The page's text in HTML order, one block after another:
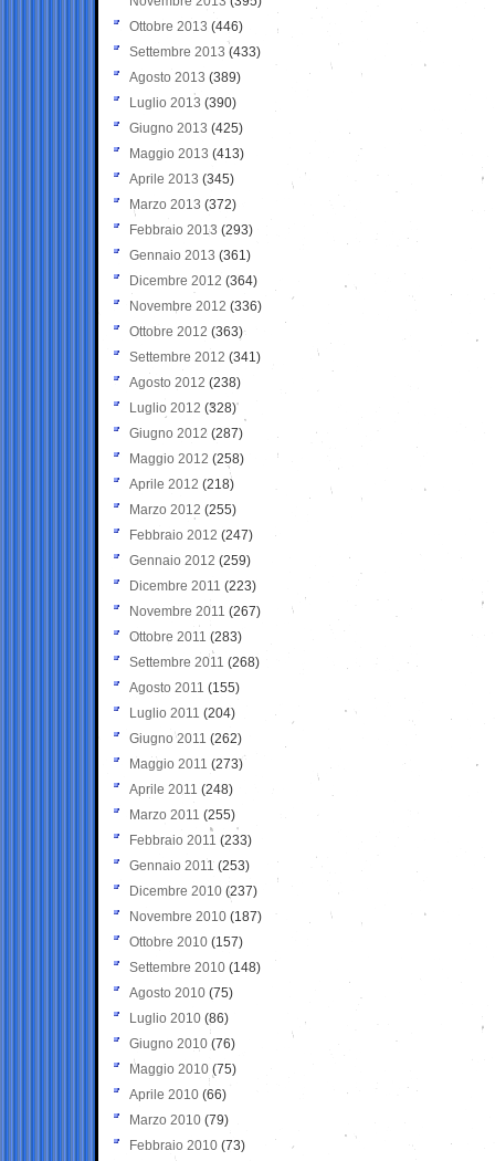
Ottobre 2013 (446)
Settembre 2013 (433)
Agosto 2013 (389)
Luglio 2013 (390)
Giugno 2013 (425)
Maggio 2013 (413)
Aprile 2013 (345)
Marzo 2013 (372)
Febbraio 2013 (293)
Gennaio 2013 (361)
Dicembre 2012 (364)
Novembre 2012 (336)
Ottobre 2012 (363)
Settembre 2012 (341)
Agosto 2012 (238)
Luglio 2012 (328)
Giugno 2012 (287)
Maggio 2012 (258)
Aprile 2012 (218)
Marzo 2012 (255)
Febbraio 2012 (247)
Gennaio 2012 (259)
Dicembre 2011 (223)
Novembre 2011 (267)
Ottobre 2011 (283)
Settembre 2011 (268)
Agosto 2011 (155)
Luglio 2011 (204)
Giugno 2011 (262)
Maggio 2011 (273)
Aprile 2011 (248)
Marzo 2011 (255)
Febbraio 2011 (233)
Gennaio 2011 (253)
Dicembre 2010 (237)
Novembre 2010 (187)
Ottobre 2010 (157)
Settembre 2010 (148)
Agosto 2010 (75)
Luglio 2010 (86)
Giugno 2010 (76)
Maggio 2010 (75)
Aprile 2010 (66)
Marzo 2010 (79)
Febbraio 2010 (73)